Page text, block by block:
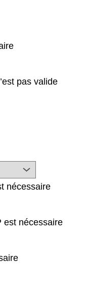
pas valide
nécessaire
est nécessaire